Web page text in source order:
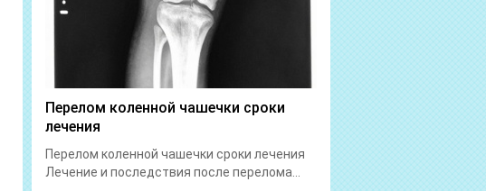
Перелом коленной чашечки сроки
лечения
Перелом коленной чашечки сроки лечения
Лечение и последствия после перелома...